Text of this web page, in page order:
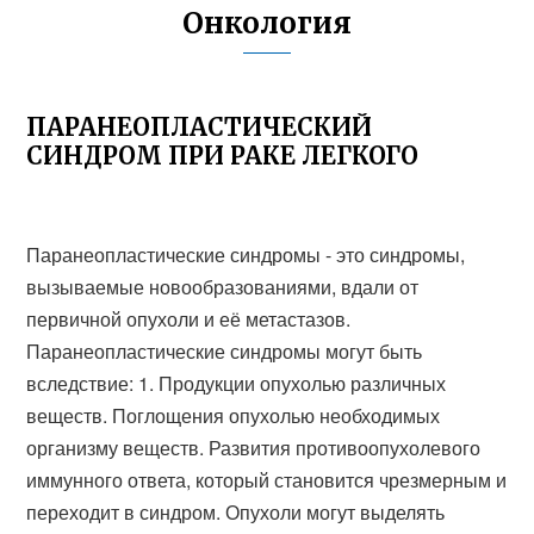
Онкология
ПАРАНЕОПЛАСТИЧЕСКИЙ
СИНДРОМ ПРИ РАКЕ ЛЕГКОГО
Паранеопластические синдромы - это синдромы,
вызываемые новообразованиями, вдали от
первичной опухоли и её метастазов.
Паранеопластические синдромы могут быть
вследствие: 1. Продукции опухолью различных
веществ. Поглощения опухолью необходимых
организму веществ. Развития противоопухолевого
иммунного ответа, который становится чрезмерным и
переходит в синдром. Опухоли могут выделять